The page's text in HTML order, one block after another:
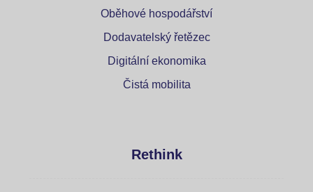
Oběhové hospodářství
Dodavatelský řetězec
Digitální ekonomika
Čistá mobilita
Rethink